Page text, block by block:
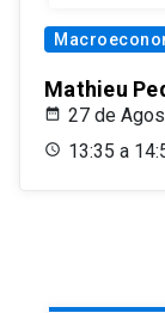
Mathieu
27 de
13:35 a